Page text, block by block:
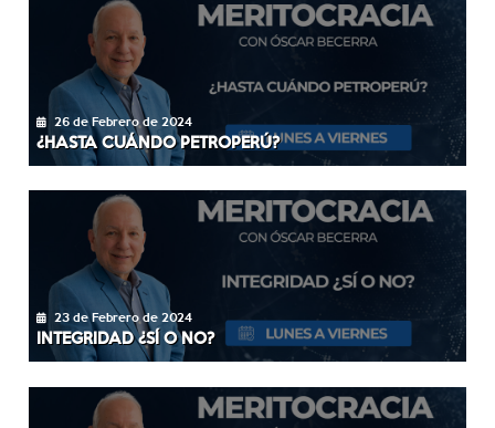
26 de Febrero de 2024
¿HASTA CUÁNDO PETROPERÚ?
23 de Febrero de 2024
INTEGRIDAD ¿SÍ O NO?